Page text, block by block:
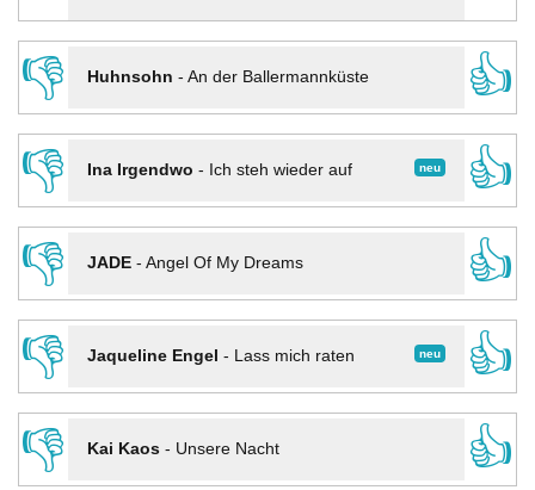
👎
Huhnsohn - An der Ballermannküste
👍
👎
neu
Ina Irgendwo - Ich steh wieder auf
👍
👎
JADE- Angel Of My Dreams
👍
👎
neu
Jaqueline Engel - Lass mich raten
👍
👎
Kai Kaos- Unsere Nacht
👍